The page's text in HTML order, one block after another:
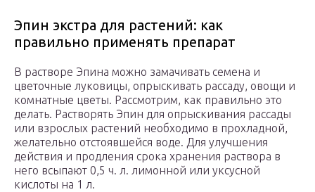
Эпин экстра для растений: как
правильно применять препарат
В растворе Эпина можно замачивать семена и
цветочные луковицы, опрыскивать рассаду, овощи и
комнатные цветы. Рассмотрим, как правильно это
делать. Растворять Эпин для опрыскивания рассады
или взрослых растений необходимо в прохладной,
желательно отстоявшейся воде. Для улучшения
действия и продления срока хранения раствора в
него всыпают 0,5 ч. л. лимонной или уксусной
кислоты на 1 л.